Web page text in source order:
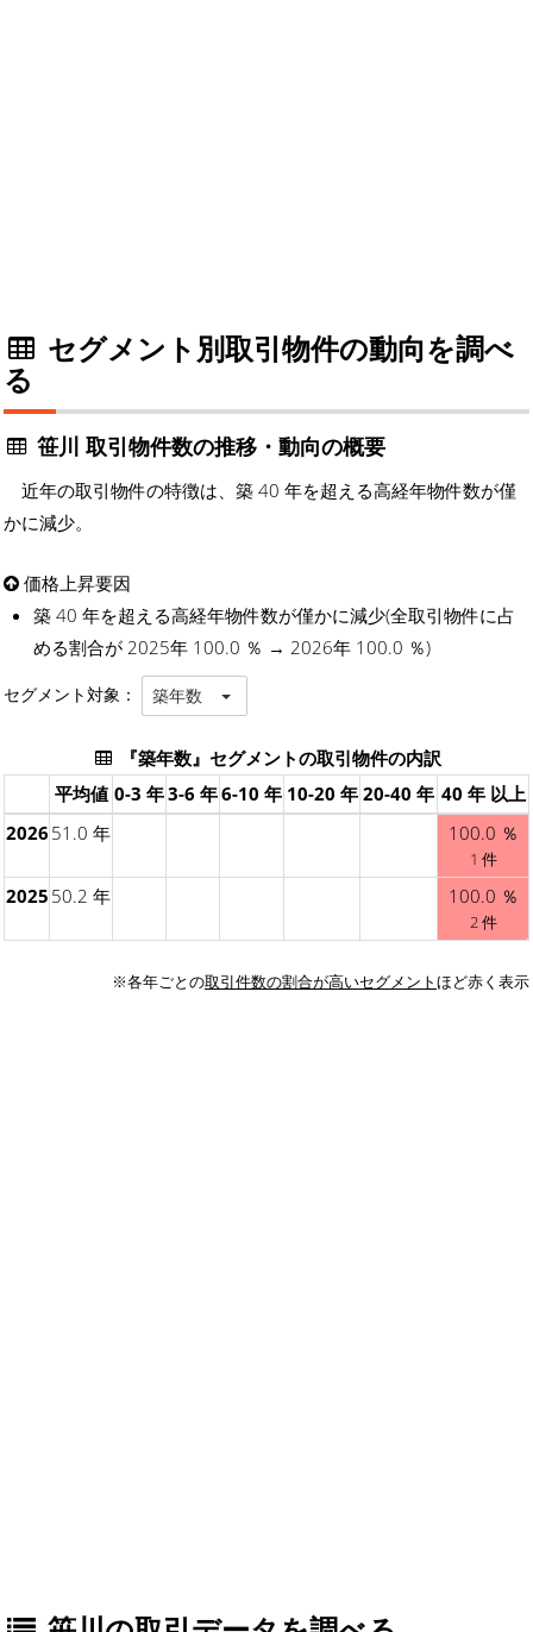
セグメント別取引物件の動向を調べ
る
笹川 取引物件数の推移・動向の概要
近年の取引物件の特徴は、築 40 年を超える高経年物件数が僅
かに減少。
価格上昇要因
築 40 年を超える高経年物件数が僅かに減少(全取引物件に占
める割合が 2025年 100.0 ％ → 2026年 100.0 ％)
セグメント対象： 築年数
『築年数』セグメントの取引物件の内訳
平均値 0-3 年3-6 年6-10 年 10-20 年 20-40 年 40 年 以上
2026 51.0 年 100.0 ％
1 件
2025 50.2 年 100.0 ％
2 件
※各年ごとの取引件数の割合が高いセグメントほど赤く表示